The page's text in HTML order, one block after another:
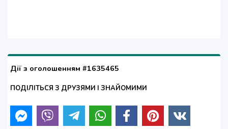
Дії з оголошенням #1635465
ПОДІЛІТЬСЯ З ДРУЗЯМИ І ЗНАЙОМИМИ